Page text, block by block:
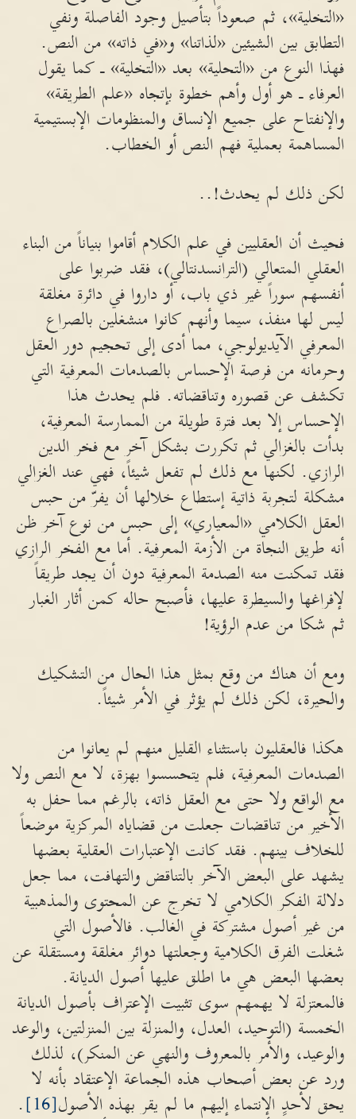
«التخلية»، ثم صعوداً بتأصيل وجود الفاصلة ونفي
التطابق بين الشيئين «لذاتنا» و«في ذاته» من النص.
فهذا النوع من «التحلية» بعد «التخلية» ـ كما يقول
العرفاء ـ هو أول وأهم خطوة بإتجاه «علم الطريقة»
والإنفتاح على جميع الإنساق والمنظومات الإبستيمية
المساهمة بعملية فهم النص أو الخطاب.
لكن ذلك لم يحدث!..
فحيث أن العقليين في علم الكلام أقاموا بنياناً من البناء
العقلي المتعالي (الترانسدنتالي)، فقد ضربوا على
أنفسهم سوراً غير ذي باب، أو داروا في دائرة مغلقة
ليس لها منفذ، سيما وأنهم كانوا منشغلين بالصراع
المعرفي الآيديولوجي، مما أدى إلى تحجيم دور العقل
وحرمانه من فرصة الإحساس بالصدمات المعرفية التي
تكشف عن قصوره وتناقضاته. فلم يحدث هذا
الإحساس إلا بعد فترة طويلة من الممارسة المعرفية،
بدأت بالغزالي ثم تكررت بشكل آخر مع فخر الدين
الرازي. لكنها مع ذلك لم تفعل شيئاً، فهي عند الغزالي
مشكلة لتجربة ذاتية إستطاع خلالها أن يفرّ من حبس
العقل الكلامي «المعياري» إلى حبس من نوع آخر ظن
أنه طريق النجاة من الأزمة المعرفية. أما مع الفخر الرازي
فقد تمكنت منه الصدمة المعرفية دون أن يجد طريقاً
لإفراغها والسيطرة عليها، فأصبح حاله كمن أثار الغبار
ثم شكا من عدم الرؤية!
ومع أن هناك من وقع بمثل هذا الحال من التشكيك
والحيرة، لكن ذلك لم يؤثر في الأمر شيئاً.
هكذا فالعقليون باستثناء القليل منهم لم يعانوا من
الصدمات المعرفية، فلم يتحسسوا بهزة، لا مع النص ولا
مع الواقع ولا حتى مع العقل ذاته، بالرغم مما حفل به
الأخير من تناقضات جعلت من قضاياه المركزية موضعاً
للخلاف بينهم. فقد كانت الإعتبارات العقلية بعضها
يشهد على البعض الآخر بالتناقض والتهافت، مما جعل
دلالة الفكر الكلامي لا تخرج عن المحتوى والمذهبية
من غير أصول مشتركة في الغالب. فالأصول التي
شغلت الفرق الكلامية وجعلتها دوائر مغلقة ومستقلة عن
بعضها البعض هي ما اطلق عليها أصول الديانة.
فالمعتزلة لا يهمهم سوى تثبيت الإعتراف بأصول الديانة
الخمسة (التوحيد، العدل، والمنزلة بين المنزلتين، والوعد
والوعيد، والأمر بالمعروف والنهي عن المنكر)، لذلك
ورد عن بعض أصحاب هذه الجماعة الإعتقاد بأنه لا
يحق لأحدٍ الإنتماء إليهم ما لم يقر بهذه الأصول[16]
.